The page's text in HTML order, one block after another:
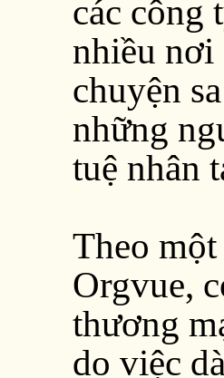
các công
nhiều nơi
chuyện
những
tuệ nhân
Theo
Orgvue,
thương
do việc